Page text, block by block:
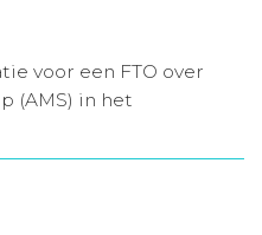
voor een FTO over
(AMS) in het